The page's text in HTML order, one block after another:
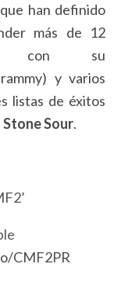
han definido
más de 12
con su
y varios
listas de éxitos
Stone Sour.
CMF2PR